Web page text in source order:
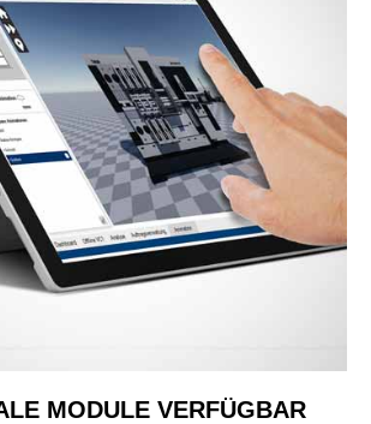
MODULE VERFÜGBAR